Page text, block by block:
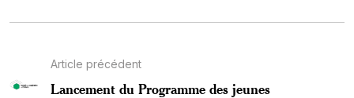
Article précédent
Lancement du Programme des jeunes